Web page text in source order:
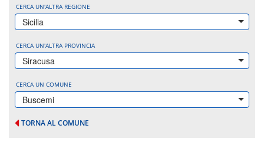
CERCA UN'ALTRA REGIONE
Sicilia
CERCA UN'ALTRA PROVINCIA
Siracusa
CERCA UN COMUNE
Buscemi
TORNA AL COMUNE